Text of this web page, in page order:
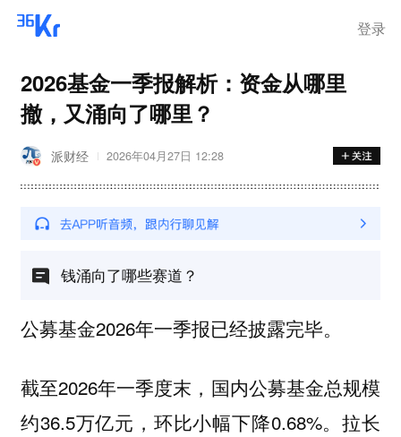
登录
2026基金一季报解析：资金从哪里
撤，又涌向了哪里？
派财经 2026年04月27日 12:28
钱涌向了哪些赛道？
公募基金2026年一季报已经披露完毕。
截至2026年一季度末，国内公募基金总规模
约36.5万亿元，环比小幅下降0.68%。拉长